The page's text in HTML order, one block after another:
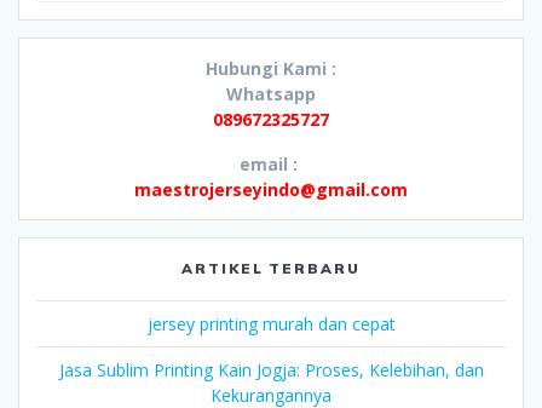
Hubungi Kami :
Whatsapp
089672325727
email :
maestrojerseyindo@gmail.com
ARTIKEL TERBARU
jersey printing murah dan cepat
Jasa Sublim Printing Kain Jogja: Proses, Kelebihan, dan
Kekurangannya